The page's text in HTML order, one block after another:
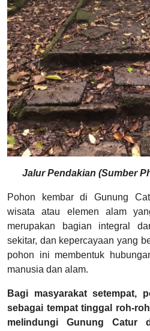
Jalur Pendakian (Sumber
Pohon kembar di Gunung
wisata atau elemen alam
merupakan bagian integral
sekitar, dan kepercayaan yang
pohon ini membentuk
manusia dan alam.
Bagi masyarakat setempat,
sebagai tempat tinggal roh-
melindungi Gunung Catur